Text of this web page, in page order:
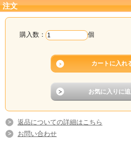
注文
購入数： 個
返品についての詳細はこちら
お問い合わせ